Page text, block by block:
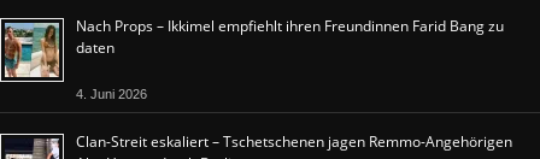
Nach Props – Ikkimel empfiehlt ihren Freundinnen Farid Bang zu
daten
4. Juni 2026
Clan-Streit eskaliert – Tschetschenen jagen Remmo-Angehörigen